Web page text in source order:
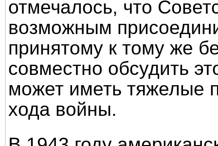
отмечалось, что
возможным
принятому к тому же
совместно обсудить
может иметь тяжелые
хода войны.